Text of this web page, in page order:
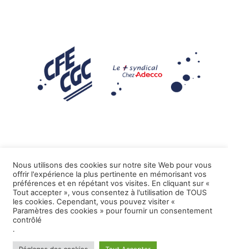
Mentions légales
Tous droits réservés CFE-CGC ADECCO.
Nous utilisons des cookies sur notre site Web pour vous
offrir l'expérience la plus pertinente en mémorisant vos
préférences et en répétant vos visites. En cliquant sur «
Tout accepter », vous consentez à l'utilisation de TOUS
les cookies. Cependant, vous pouvez visiter «
Paramètres des cookies » pour fournir un consentement
contrôlé
.